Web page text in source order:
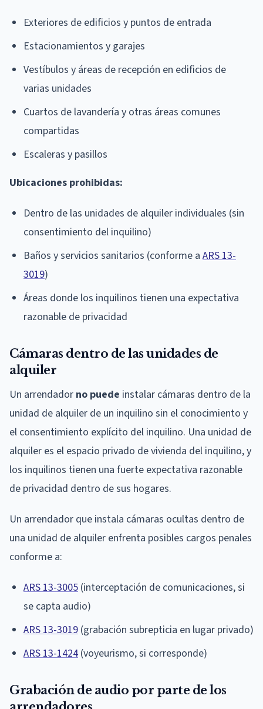
Exteriores de edificios y puntos de entrada
Estacionamientos y garajes
Vestíbulos y áreas de recepción en edificios de
varias unidades
Cuartos de lavandería y otras áreas comunes
compartidas
Escaleras y pasillos
Ubicaciones prohibidas:
Dentro de las unidades de alquiler individuales (sin
consentimiento del inquilino)
Baños y servicios sanitarios (conforme a ARS 13-
3019)
Áreas donde los inquilinos tienen una expectativa
razonable de privacidad
Cámaras dentro de las unidades de
alquiler
Un arrendador no puede instalar cámaras dentro de la
unidad de alquiler de un inquilino sin el conocimiento y
el consentimiento explícito del inquilino. Una unidad de
alquiler es el espacio privado de vivienda del inquilino, y
los inquilinos tienen una fuerte expectativa razonable
de privacidad dentro de sus hogares.
Un arrendador que instala cámaras ocultas dentro de
una unidad de alquiler enfrenta posibles cargos penales
conforme a:
ARS 13-3005 (interceptación de comunicaciones, si
se capta audio)
ARS 13-3019 (grabación subrepticia en lugar privado)
ARS 13-1424 (voyeurismo, si corresponde)
Grabación de audio por parte de los